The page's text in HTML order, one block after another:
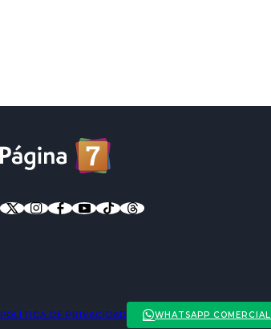
POLÍTICA DE PRIVACIDAD WHATSAPP COMERCIAL